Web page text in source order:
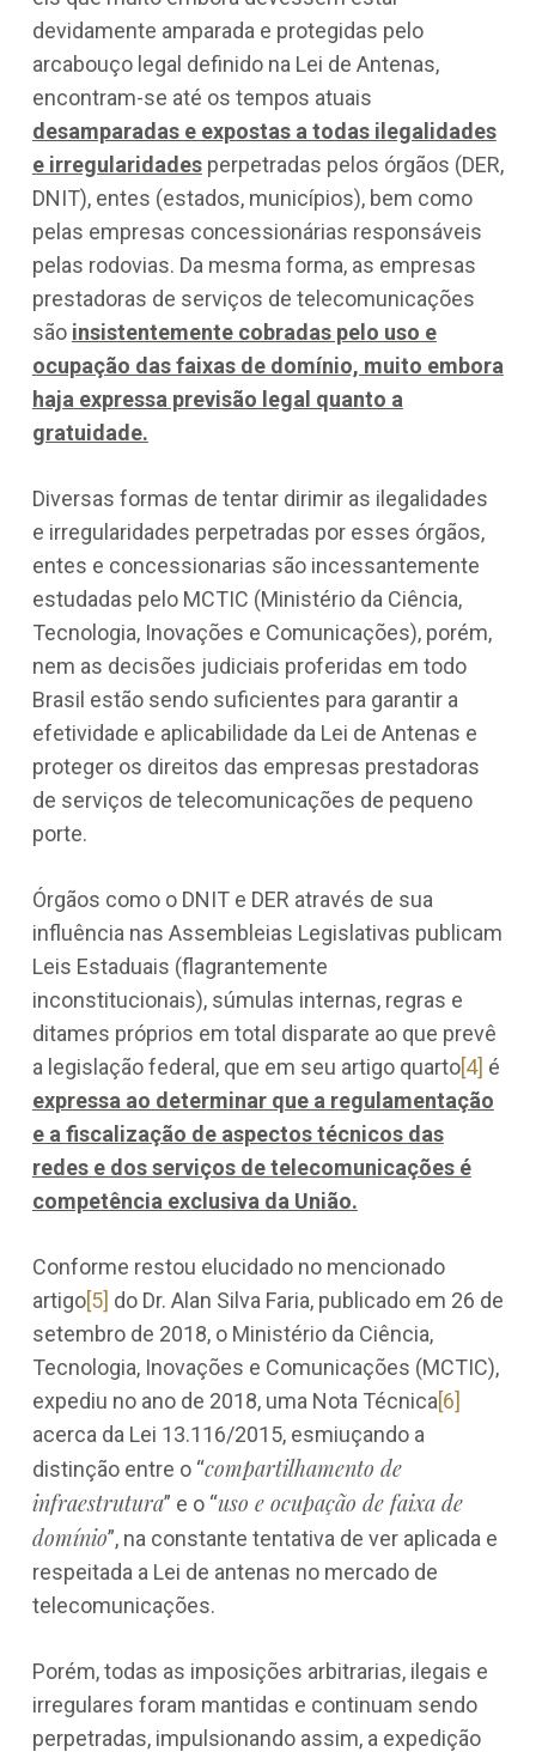
devidamente amparada e protegidas pelo
arcabouço legal definido na Lei de Antenas,
encontram-se até os tempos atuais
desamparadas e expostas a todas ilegalidades
e irregularidadesperpetradas pelos órgãos (DER,
DNIT), entes (estados, municípios), bem como
pelas empresas concessionárias responsáveis
pelas rodovias. Da mesma forma, as empresas
prestadoras de serviços de telecomunicações
são insistentemente cobradas pelo uso e
ocupação das faixas de domínio, muito embora
haja expressa previsão legal quanto a
gratuidade.
Diversas formas de tentar dirimir as ilegalidades
e irregularidades perpetradas por esses órgãos,
entes e concessionarias são incessantemente
estudadas pelo MCTIC (Ministério da Ciência,
Tecnologia, Inovações e Comunicações), porém,
nem as decisões judiciais proferidas em todo
Brasil estão sendo suficientes para garantir a
efetividade e aplicabilidade da Lei de Antenas e
proteger os direitos das empresas prestadoras
de serviços de telecomunicações de pequeno
porte.
Órgãos como o DNIT e DER através de sua
influência nas Assembleias Legislativas publicam
Leis Estaduais (flagrantemente
inconstitucionais), súmulas internas, regras e
ditames próprios em total disparate ao que prevê
a legislação federal, que em seu artigo quarto[4] é
expressa ao determinar que a regulamentação
e a fiscalização de aspectos técnicos das
redes e dos serviços de telecomunicações é
competência exclusiva da União.
Conforme restou elucidado no mencionado
artigo[5] do Dr. Alan Silva Faria, publicado em 26 de
setembro de 2018, o Ministério da Ciência,
Tecnologia, Inovações e Comunicações (MCTIC),
expediu no ano de 2018, uma Nota Técnica[6]
acerca da Lei 13.116/2015, esmiuçando a
distinção entre o “compartilhamento de
infraestrutura” e o “uso e ocupação de faixa de
domínio”, na constante tentativa de ver aplicada e
respeitada a Lei de antenas no mercado de
telecomunicações.
Porém, todas as imposições arbitrarias, ilegais e
irregulares foram mantidas e continuam sendo
perpetradas, impulsionando assim, a expedição